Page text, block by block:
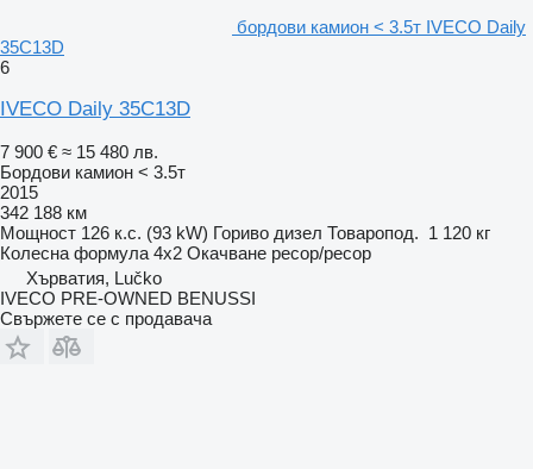
бордови камион < 3.5т IVECO Daily
35C13D
6
IVECO Daily 35C13D
7 900 € ≈ 15 480 лв.
Бордови камион < 3.5т
2015
342 188 км
Мощност 126 к.с. (93 kW) Гориво дизел Товаропод. 1 120 кг
Колесна формула 4x2 Окачване ресор/ресор
Хърватия, Lučko
IVECO PRE-OWNED BENUSSI
Свържете се с продавача